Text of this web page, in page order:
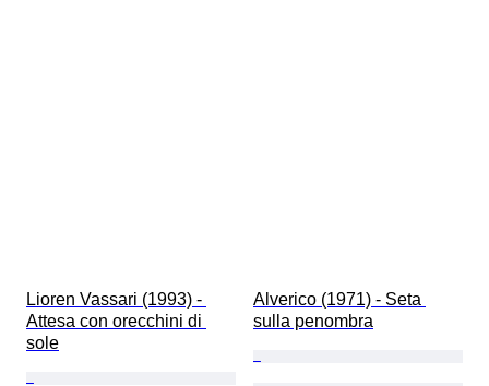
Lioren Vassari (1993) -
Attesa con orecchini di
sole
Alverico (1971) - Seta
sulla penombra